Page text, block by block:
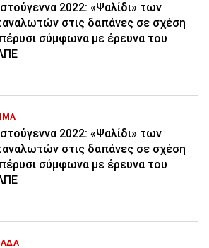
2022: «Ψαλίδι» των
στις δαπάνες σε σχέση
σύμφωνα με έρευνα του
2022: «Ψαλίδι» των
στις δαπάνες σε σχέση
σύμφωνα με έρευνα του